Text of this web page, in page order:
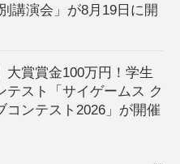
講演会」が8月19日に開
大賞賞金100万円！学生
テスト「サイゲームス ク
コンテスト2026」が開催